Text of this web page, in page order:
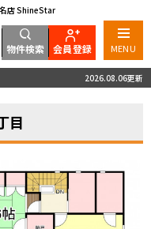
店 ShineStar
物件検索 会員登録 MENU
2026.08.06更新
目